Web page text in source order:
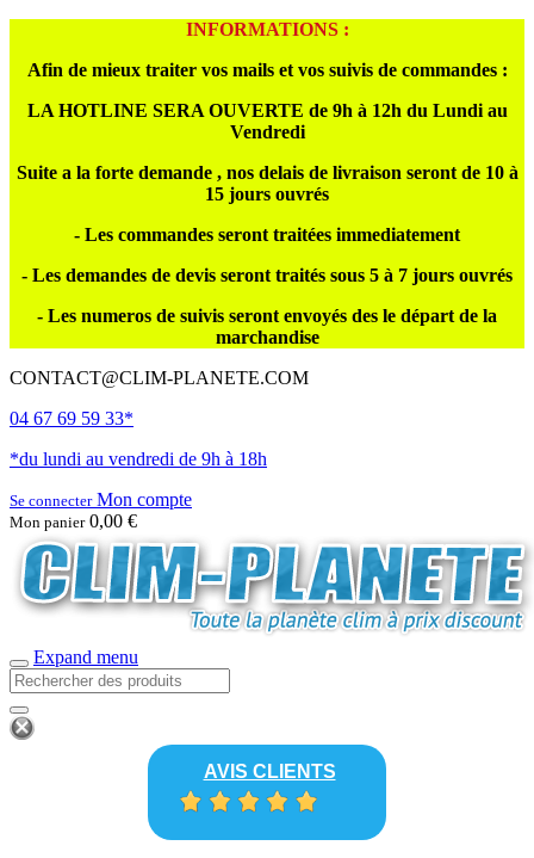
INFORMATIONS :
Afin de mieux traiter vos mails et vos suivis de commandes :
LA HOTLINE SERA OUVERTE de 9h à 12h du Lundi au
Vendredi
Suite a la forte demande , nos delais de livraison seront de 10 à
15 jours ouvrés
- Les commandes seront traitées immediatement
- Les demandes de devis seront traités sous 5 à 7 jours ouvrés
- Les numeros de suivis seront envoyés des le départ de la
marchandise
CONTACT@CLIM-PLANETE.COM
04 67 69 59 33*
*du lundi au vendredi de 9h à 18h
Se connecterMon compte
Mon panier 0,00 €
Expand menu
AVIS CLIENTS